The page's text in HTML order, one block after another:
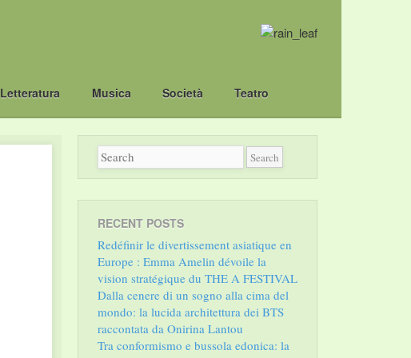
Letteratura Musica Società Teatro
RECENT POSTS
Redéfinir le divertissement asiatique en
Europe : Emma Amelin dévoile la
vision stratégique du THE A FESTIVAL
Dalla cenere di un sogno alla cima del
mondo: la lucida architettura dei BTS
raccontata da Onirina Lantou
Tra conformismo e bussola edonica: la